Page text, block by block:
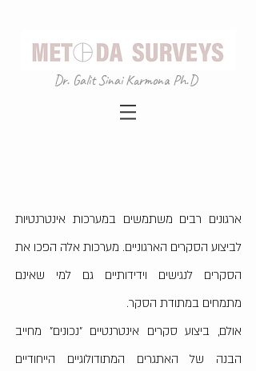
Dr. Galit Sinai Karmona Ph.D
ארגונים רבים משתמשים במערכות אינטרנטיות
לביצוע הסקרים הארגוניים. מערכות אלה הפכו את
הסקרים לנגישים וידידותיים גם למי שאינם
מתמחים במתודת הסקר.
אולם, ביצוע סקרים אינטרנטיים "נכונים" מחייב
הבנה של האתגרים המתודולוגיים הייחודיים